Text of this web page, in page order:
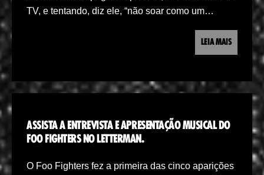
TV, e tentando, diz ele, “não soar como um…
LEIA MAIS
ASSISTA A ENTREVISTA E APRESENTAÇÃO MUSICAL DO
FOO FIGHTERS NO LETTERMAN.
O Foo Fighters fez a primeira das cinco aparições